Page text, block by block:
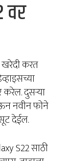
वर
खरेदी करत
दुसऱ्या
नवीन फोने
देईल.
S22 साठी